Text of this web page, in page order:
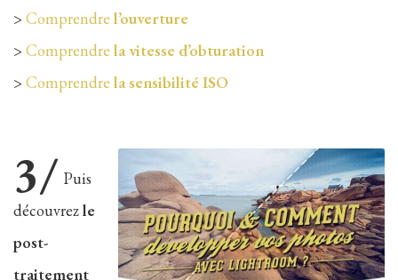
> Comprendre l’ouverture
> Comprendre la vitesse d’obturation
> Comprendre la sensibilité ISO
3/ Puis
découvrezle
post-
traitement